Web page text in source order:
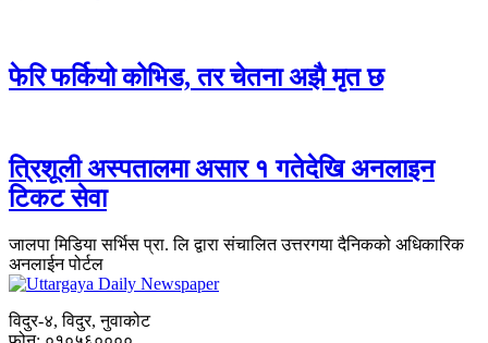
फेरि फर्कियो कोभिड, तर चेतना अझै मृत छ
त्रिशूली अस्पतालमा असार १ गतेदेखि अनलाइन
टिकट सेवा
जालपा मिडिया सर्भिस प्रा. लि द्वारा संचालित उत्तरगया दैनिकको अधिकारिक
अनलाईन पोर्टल
विदुर-४, विदुर, नुवाकोट